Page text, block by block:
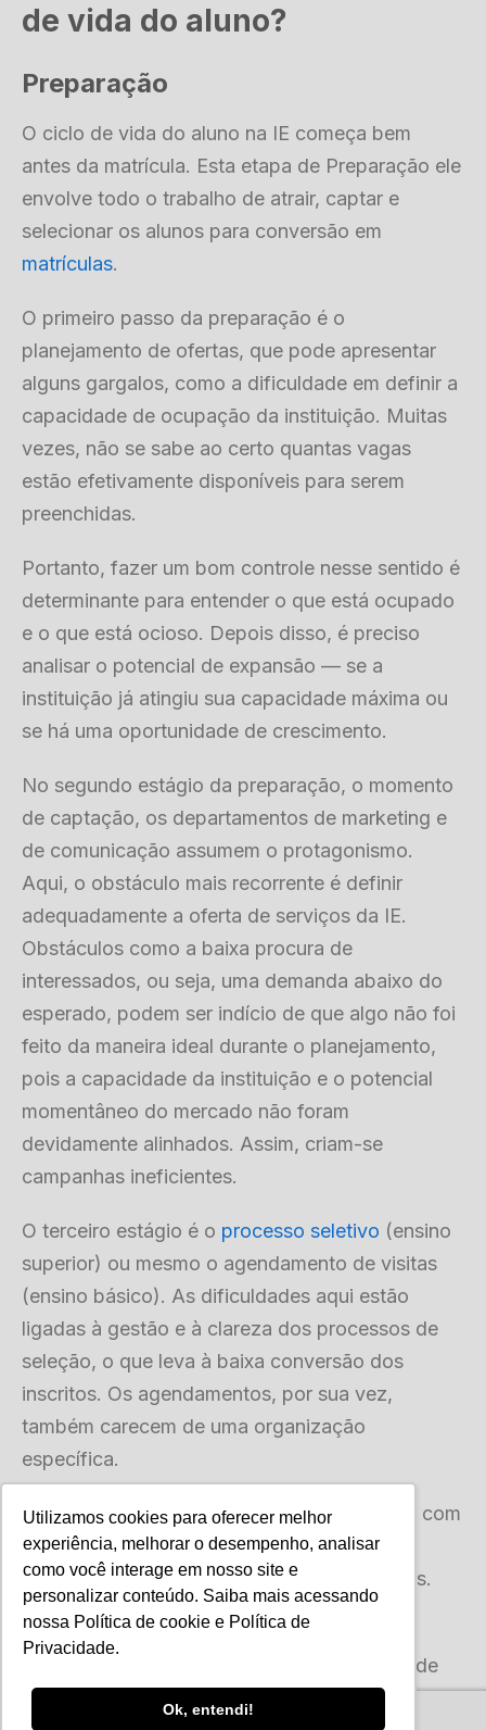
Utilizamos cookies para oferecer melhor
experiência, melhorar o desempenho, analisar
como você interage em nosso site e
personalizar conteúdo. Saiba mais acessando
nossa Política de cookie e Política de
Privacidade.
Ok, entendi!
de vida do aluno?
Preparação
O ciclo de vida do aluno na IE começa bem
antes da matrícula. Esta etapa de Preparação ele
envolve todo o trabalho de atrair, captar e
selecionar os alunos para conversão em
matrículas.
O primeiro passo da preparação é o
planejamento de ofertas, que pode apresentar
alguns gargalos, como a dificuldade em definir a
capacidade de ocupação da instituição. Muitas
vezes, não se sabe ao certo quantas vagas
estão efetivamente disponíveis para serem
preenchidas.
Portanto, fazer um bom controle nesse sentido é
determinante para entender o que está ocupado
e o que está ocioso. Depois disso, é preciso
analisar o potencial de expansão — se a
instituição já atingiu sua capacidade máxima ou
se há uma oportunidade de crescimento.
No segundo estágio da preparação, o momento
de captação, os departamentos de marketing e
de comunicação assumem o protagonismo.
Aqui, o obstáculo mais recorrente é definir
adequadamente a oferta de serviços da IE.
Obstáculos como a baixa procura de
interessados, ou seja, uma demanda abaixo do
esperado, podem ser indício de que algo não foi
feito da maneira ideal durante o planejamento,
pois a capacidade da instituição e o potencial
momentâneo do mercado não foram
devidamente alinhados. Assim, criam-se
campanhas ineficientes.
O terceiro estágio é o processo seletivo (ensino
superior) ou mesmo o agendamento de visitas
(ensino básico). As dificuldades aqui estão
ligadas à gestão e à clareza dos processos de
seleção, o que leva à baixa conversão dos
inscritos. Os agendamentos, por sua vez,
também carecem de uma organização
específica.
Ambas as questões podem ser aprimoradas com
o suporte de uma ferramenta própria, que
viabiliza o acompanhamento das conversões.
O quarto e último estágio da preparação é a
matrícula. Os gargalos estão ligados à falta de
controle dos prazos e da documentação, bem